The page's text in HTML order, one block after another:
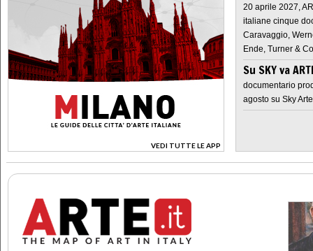
VEDI TUTTE LE APP
>
20 aprile 2027,
italiane cinque
Caravaggio,
Ende, Turner &
Su SKY va
documentario
agosto su Sky Arte